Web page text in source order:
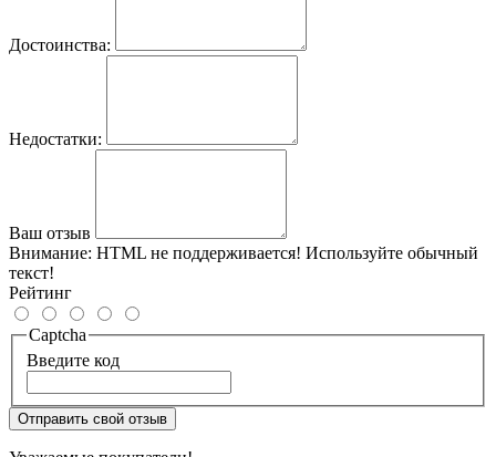
Достоинства:
Недостатки:
Ваш отзыв
Внимание: HTML не поддерживается! Используйте обычный
текст!
Рейтинг
Captcha
Введите код
Отправить свой отзыв